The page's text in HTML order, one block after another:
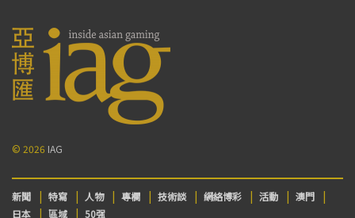
© 2026 IAG
新聞 特寫 人物 專欄 技術談 網絡博彩 活動
澳門
日本
區域 50强